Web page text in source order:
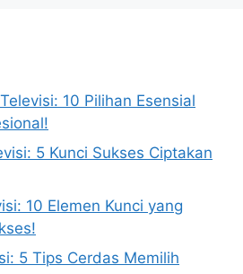
10 Pilihan Esensial
5 Kunci Sukses Ciptakan
10 Elemen Kunci yang
5 Tips Cerdas Memilih